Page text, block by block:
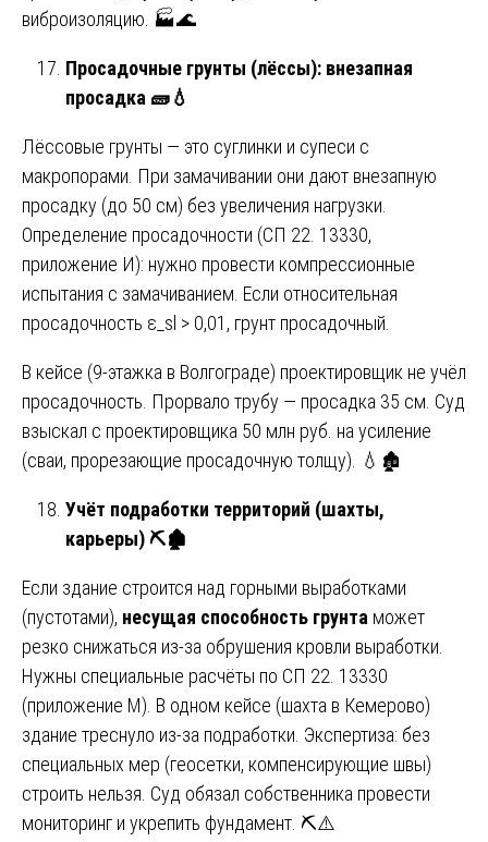
виброизоляцию. 🏭🌊
Просадочные грунты (лёссы): внезапная
просадка 🧱💧
Лёссовые грунты — это суглинки и супеси с
макропорами. При замачивании они дают внезапную
просадку (до 50 см) без увеличения нагрузки.
Определение просадочности (СП 22. 13330,
приложение И): нужно провести компрессионные
испытания с замачиванием. Если относительная
просадочность ε_sl > 0,01, грунт просадочный.
В кейсе (9-этажка в Волгограде) проектировщик не учёл
просадочность. Прорвало трубу — просадка 35 см. Суд
взыскал с проектировщика 50 млн руб. на усиление
(сваи, прорезающие просадочную толщу). 💧🏚️
Учёт подработки территорий (шахты,
карьеры) ⛏🏚
Если здание строится над горными выработками
(пустотами), несущая способность грунта может
резко снижаться из-за обрушения кровли выработки.
Нужны специальные расчёты по СП 22. 13330
(приложение М). В одном кейсе (шахта в Кемерово)
здание треснуло из-за подработки. Экспертиза: без
специальных мер (геосетки, компенсирующие швы)
строить нельзя. Суд обязал собственника провести
мониторинг и укрепить фундамент. ⛏️⚠️